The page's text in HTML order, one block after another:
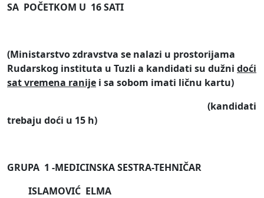
SA POČETKOM U 16SATI
(Ministarstvo zdravstva se nalazi u prostorijama
Rudarskog instituta u Tuzli a kandidati su dužni doći
sat vremena ranije i sa sobom imati ličnu kartu)
(kandidati
trebaju doći u 15 h)
GRUPA 1 -MEDICINSKA SESTRA-TEHNIČAR
ISLAMOVIĆ ELMA